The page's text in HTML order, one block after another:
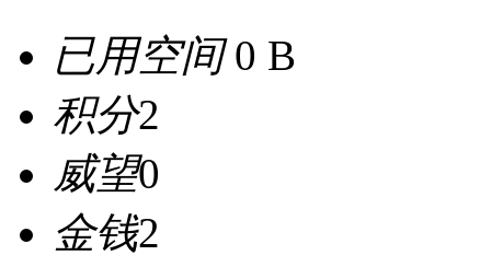
已用空间0 B
积分2
威望0
金钱2